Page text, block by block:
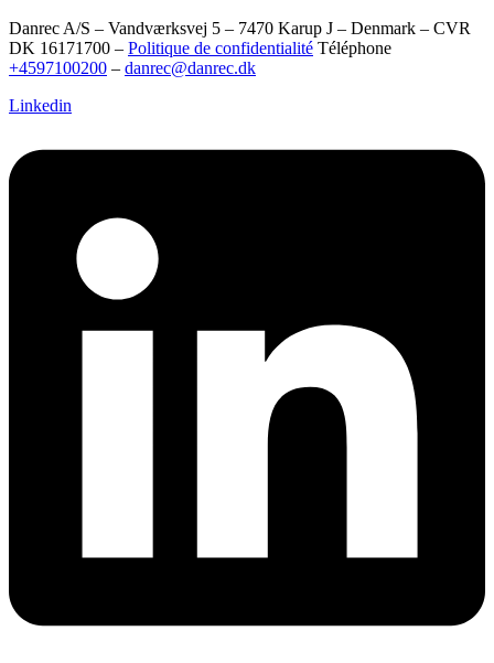
Danrec A/S – Vandværksvej 5 – 7470 Karup J – Denmark – CVR
DK 16171700 – Politique de confidentialité Téléphone
+4597100200 – danrec@danrec.dk
Linkedin